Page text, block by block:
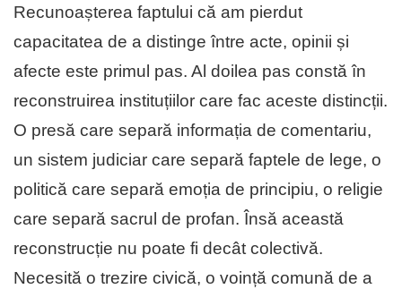
Recunoașterea faptului că am pierdut
capacitatea de a distinge între acte, opinii și
afecte este primul pas. Al doilea pas constă în
reconstruirea instituțiilor care fac aceste distincții.
O presă care separă informația de comentariu,
un sistem judiciar care separă faptele de lege, o
politică care separă emoția de principiu, o religie
care separă sacrul de profan. Însă această
reconstrucție nu poate fi decât colectivă.
Necesită o trezire civică, o voință comună de a